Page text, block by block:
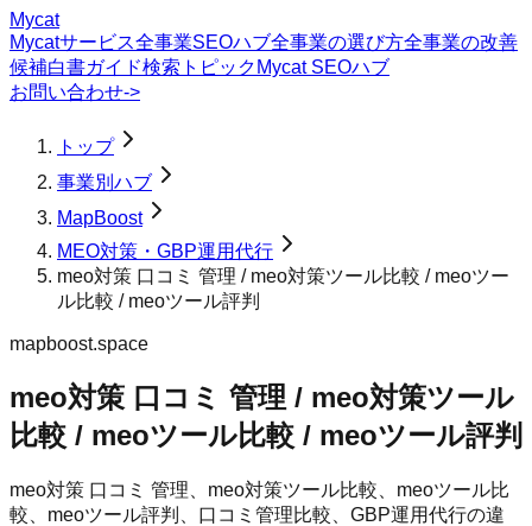
Mycat
Mycatサービス全事業SEOハブ全事業の選び方全事業の改善
候補白書ガイド検索トピック Mycat SEOハブ
お問い合わせ->
トップ
事業別ハブ
MapBoost
MEO対策・GBP運用代行
meo対策 口コミ 管理 / meo対策ツール比較 / meoツー
ル比較 / meoツール評判
mapboost.space
meo対策 口コミ 管理 / meo対策ツール
比較 / meoツール比較 / meoツール評判
meo対策 口コミ 管理、meo対策ツール比較、meoツール比
較、meoツール評判、口コミ管理比較、GBP運用代行の違